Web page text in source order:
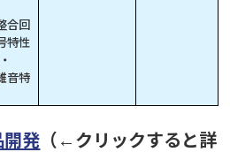
合回
特性
音特
開発 （←クリックすると詳